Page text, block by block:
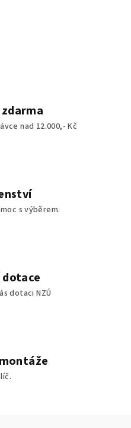
nad 12.000,- Kč
s výběrem.
dotaci NZÚ